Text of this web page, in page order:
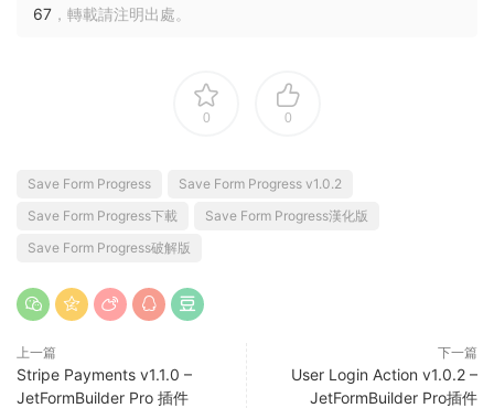
67 ，轉載請注明出處。
0 0
Save Form Progress
Save Form Progress v1.0.2
Save Form Progress下載
Save Form Progress漢化版
Save Form Progress破解版
上一篇
Stripe Payments v1.1.0 –
JetFormBuilder Pro 插件
下一篇
User Login Action v1.0.2 –
JetFormBuilder Pro插件